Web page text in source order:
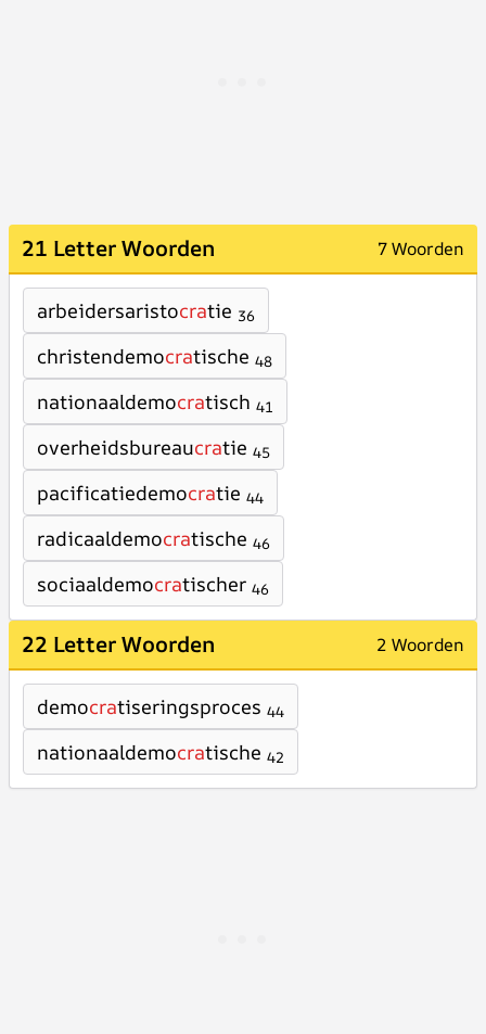
21 Letter Woorden 7 Woorden
arbeidersaristocratie 36
christendemocratische 48
nationaaldemocratisch 41
overheidsbureaucratie 45
pacificatiedemocratie 44
radicaaldemocratische 46
sociaaldemocratischer 46
22 Letter Woorden 2 Woorden
democratiseringsproces 44
nationaaldemocratische 42